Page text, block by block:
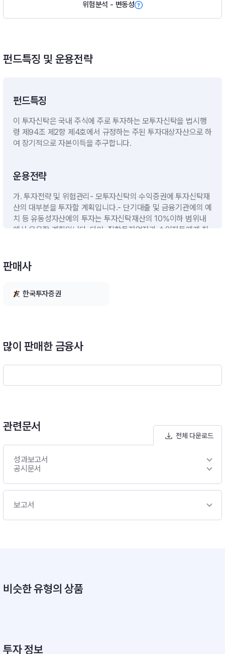
위험분석 - 변동성
펀드특징 및 운용전략
펀드특징
이 투자신탁은 국내 주식에 주로 투자하는 모투자신탁을 법시행
령 제94조 제2항 제4호에서 규정하는 주된 투자대상자산으로 하
여 장기적으로 자본이득을 추구합니다.
운용전략
가. 투자전략 및 위험관리- 모투자신탁의 수익증권에 투자신탁재
산의 대부분을 투자할 계획입니다.- 단기대출 및 금융기관에의 예
치 등 유동성자산에의 투자는 투자신탁재산의 10%이하 범위내
에서 운용할 계획입니다. 다만, 집합투자업자가 수익자들에게 최
없음[모투자신탁의 투자전략]한국투자 테크 증권 모투자신탁 (주
식)이 투자신탁은 국내주식에의 투자는 60%이상, 채권에의 투
부문에서는 반도체, AI, 2차전지, 5G 등 테크업종(Tech Sector)
roach(상향식접근법) 방식을 통한 모멘텀 투자전략을 동시에 구
사할 계획이며, 채권부문에서는 국고채, 통안채 위주로 주로 투자
ㆍ운용하되 신용평가등급 A-이상인 회사채에도 선별적으로 투자
판매사
한국투자증권
많이 판매한 금융사
관련문서
전체 다운로드
성과보고서
공시문서
보고서
비슷한 유형의 상품
투자 정보